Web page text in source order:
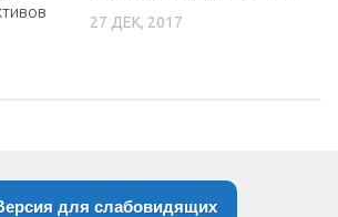
27 ДЕК, 2017
для слабовидящих